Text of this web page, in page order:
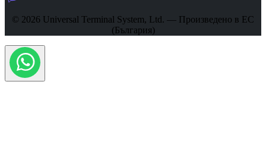
© 2026 Universal Terminal System, Ltd. — Произведено в ЕС
(България)